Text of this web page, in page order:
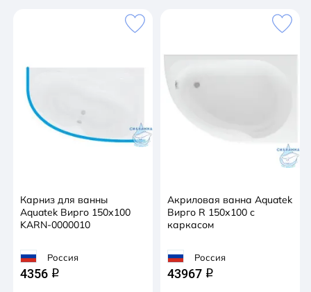
Карниз для ванны
Aquatek Вирго 150х100
KARN-0000010
Россия
4356 q
Акриловая ванна Aquatek
Вирго R 150х100 с
каркасом
Россия
43967 q